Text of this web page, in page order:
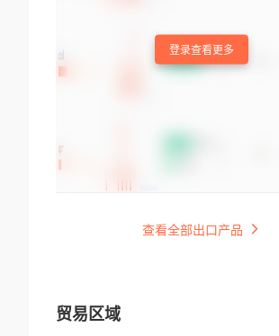
登录查看更多
查看全部出口产品
贸易区域